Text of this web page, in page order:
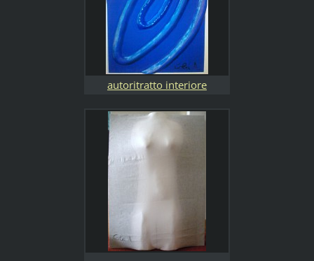
autoritratto interiore